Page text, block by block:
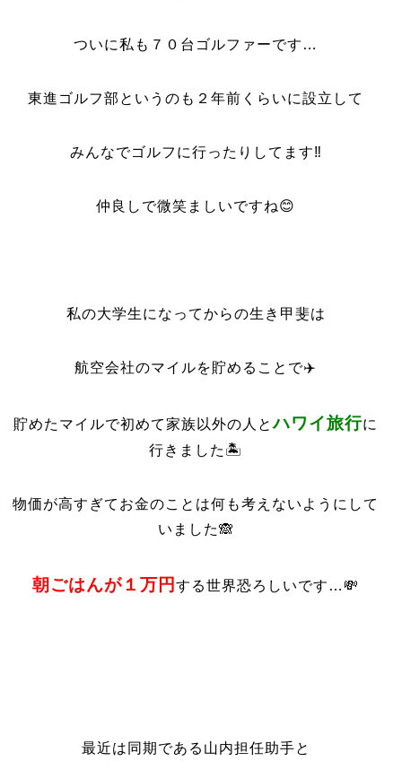
ついに私も７０台ゴルファーです…
東進ゴルフ部というのも２年前くらいに設立して
みんなでゴルフに行ったりしてます‼️
仲良しで微笑ましいですね😊
私の大学生になってからの生き甲斐は
航空会社のマイルを貯めることで✈️
貯めたマイルで初めて家族以外の人とハワイ旅行に
行きました🏝️
物価が高すぎてお金のことは何も考えないようにして
いました🙈
朝ごはんが１万円する世界恐ろしいです…💸
最近は同期である山内担任助手と